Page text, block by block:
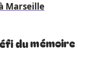
Marseille
du mémoire